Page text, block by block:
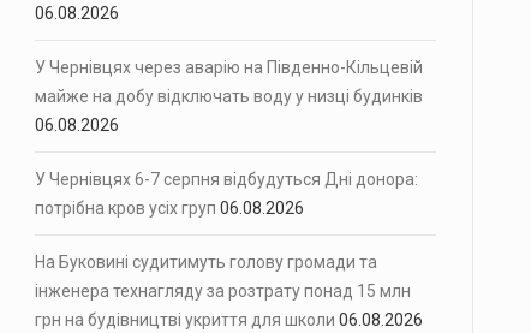
06.08.2026
У Чернівцях через аварію на Південно-Кільцевій
майже на добу відключать воду у низці будинків
06.08.2026
У Чернівцях 6-7 серпня відбудуться Дні донора:
потрібна кров усіх груп 06.08.2026
На Буковині судитимуть голову громади та
інженера технагляду за розтрату понад 15 млн
грн на будівництві укриття для школи 06.08.2026